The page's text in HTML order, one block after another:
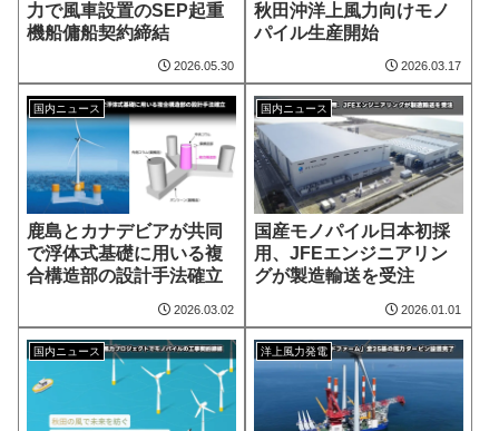
力で風車設置のSEP起重
機船傭船契約締結
2026.05.30
秋田沖洋上風力向けモノ
パイル生産開始
2026.03.17
国内ニュース
鹿島とカナデビアが共同
で浮体式基礎に用いる複
合構造部の設計手法確立
2026.03.02
国内ニュース
国産モノパイル日本初採
用、JFEエンジニアリン
グが製造輸送を受注
2026.01.01
国内ニュース 洋上風力発電